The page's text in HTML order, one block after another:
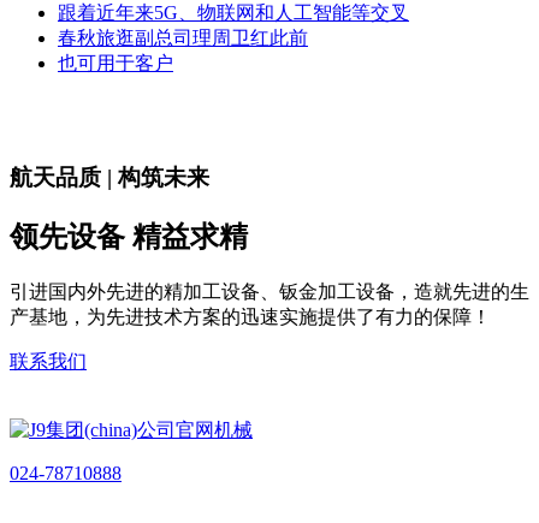
跟着近年来5G、物联网和人工智能等交叉
春秋旅逛副总司理周卫红此前
也可用于客户
航天品质 | 构筑未来
领先设备 精益求精
引进国内外先进的精加工设备、钣金加工设备，造就先进的生
产基地，为先进技术方案的迅速实施提供了有力的保障！
联系我们
024-78710888